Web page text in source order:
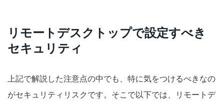
リモートデスクトップで設定すべき
セキュリティ
上記で解説した注意点の中でも、特に気をつけるべきなの
がセキュリティリスクです。そこで以下では、リモートデ